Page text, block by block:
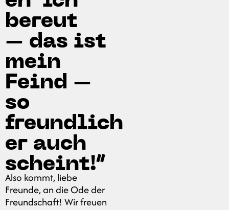
bereut
– das ist
mein
Feind –
so
freundlich
er auch
scheint!“
Also kommt, liebe
Freunde, an die Ode der
Freundschaft! Wir freuen